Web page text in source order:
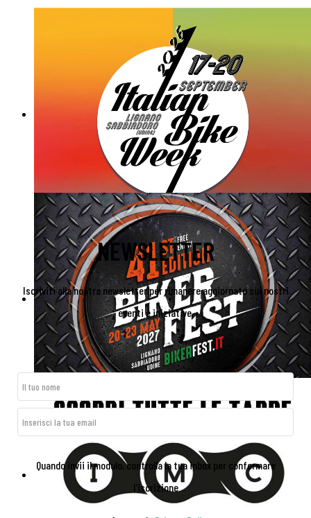
NEWSLETTER
Iscriviti alla nostra newsletter per rimanere aggiornato sui nostri
eventi e iniziative.
Quando invii il modulo, controlla la tua inbox per confermare
l'iscrizione